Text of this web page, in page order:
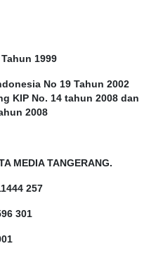
1999
No 19 Tahun 2002
KIP No. 14 tahun 2008 dan
2008
MEDIA TANGERANG.
257
301